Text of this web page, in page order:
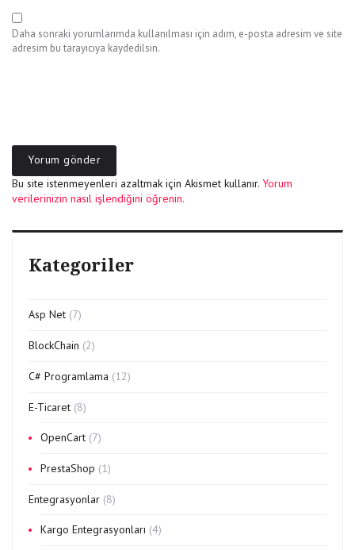
Daha sonraki yorumlarımda kullanılması için adım, e-posta adresim ve site
adresim bu tarayıcıya kaydedilsin.
Bu site istenmeyenleri azaltmak için Akismet kullanır. Yorum
verilerinizin nasıl işlendiğini öğrenin.
Kategoriler
Asp Net (7)
BlockChain (2)
C# Programlama (12)
E-Ticaret (8)
OpenCart (7)
PrestaShop (1)
Entegrasyonlar (8)
Kargo Entegrasyonları (4)